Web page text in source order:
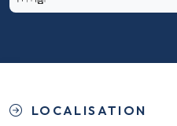
LOCALISATION